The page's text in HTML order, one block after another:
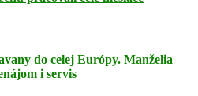
do celej Európy. Manželia
i servis